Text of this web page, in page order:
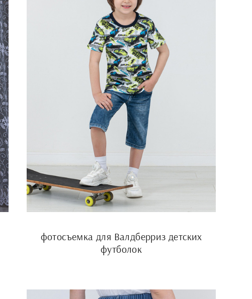
фотосъемка для Валдберриз детских
футболок